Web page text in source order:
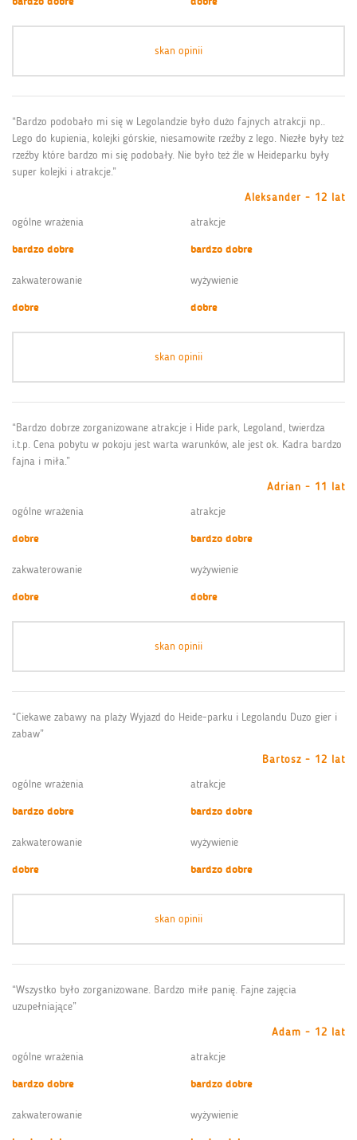
skan opinii
“Bardzo podobało mi się w Legolandzie było dużo fajnych atrakcji np..
Lego do kupienia, kolejki górskie, niesamowite rzeźby z lego. Niezłe były też
rzeźby które bardzo mi się podobały. Nie było też źle w Heideparku były
super kolejki i atrakcje.”
Aleksander - 12 lat
ogólne wrażenia
bardzo dobre
atrakcje
bardzo dobre
zakwaterowanie
dobre
wyżywienie
dobre
skan opinii
“Bardzo dobrze zorganizowane atrakcje i Hide park, Legoland, twierdza
i.t.p. Cena pobytu w pokoju jest warta warunków, ale jest ok. Kadra bardzo
fajna i miła.”
Adrian - 11 lat
ogólne wrażenia
dobre
atrakcje
bardzo dobre
zakwaterowanie
dobre
wyżywienie
dobre
skan opinii
“Ciekawe zabawy na plaży Wyjazd do Heide-parku i Legolandu Duzo gier i
zabaw”
Bartosz - 12 lat
ogólne wrażenia
bardzo dobre
atrakcje
bardzo dobre
zakwaterowanie
dobre
wyżywienie
bardzo dobre
skan opinii
“Wszystko było zorganizowane. Bardzo miłe panię. Fajne zajęcia
uzupełniające”
Adam - 12 lat
ogólne wrażenia
bardzo dobre
atrakcje
bardzo dobre
zakwaterowanie
wyżywienie